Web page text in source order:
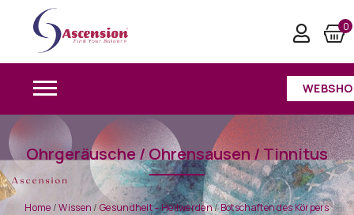
0
Ohrgeräusche / Ohrensausen / Tinnitus
Home/Wissen/Gesundheit – Heilwerden/Botschaften des Körpers